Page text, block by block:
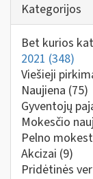
Kategorijos
Bet kurios
2021 (348)
Viešieji
Naujiena (75)
Gyventojų
Mokesčio
Pelno
Akcizai (9)
Pridėtinės